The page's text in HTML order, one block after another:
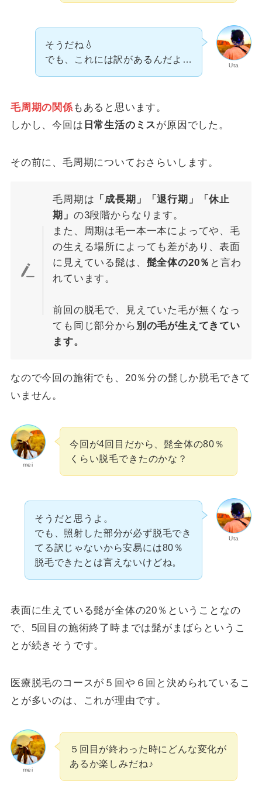
Uta
そうだね💧
でも、これには訳があるんだよ…
毛周期の関係もあると思います。
しかし、今回は 日常生活のミスが原因でした。
その前に、毛周期についておさらいします。
毛周期は 「成長期」「退行期」「休止
期」 の3段階からなります。
また、周期は毛一本一本によってや、毛
の生える場所によっても差があり、表面
に見えている髭は、 髭全体の20％ と言わ
れています。
前回の脱毛で、見えていた毛が無くなっ
ても同じ部分から 別の毛が生えてきてい
ます。
なので今回の施術でも、20％分の髭しか脱毛できて
いません。
mei
今回が4回目だから、髭全体の80％
くらい脱毛できたのかな？
Uta
そうだと思うよ。
でも、照射した部分が必ず脱毛でき
てる訳じゃないから安易には80％
脱毛できたとは言えないけどね。
表面に生えている髭が全体の20％ということなの
で、5回目の施術終了時までは髭がまばらというこ
とが続きそうです。
医療脱毛のコースが５回や６回と決められているこ
とが多いのは、これが理由です。
mei
５回目が終わった時にどんな変化が
あるか楽しみだね♪